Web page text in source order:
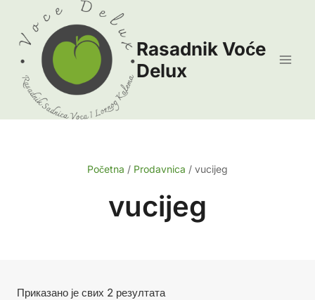
content
Rasadnik Voće
Delux
Početna / Prodavnica / vucijeg
vucijeg
Приказано је свих 2 резултатаСортирано